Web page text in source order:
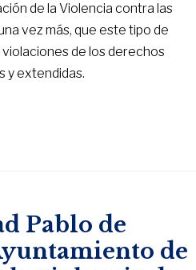
de la Violencia contra las
vez más, que este tipo de
de los derechos
y extendidas.
Pablo de
de